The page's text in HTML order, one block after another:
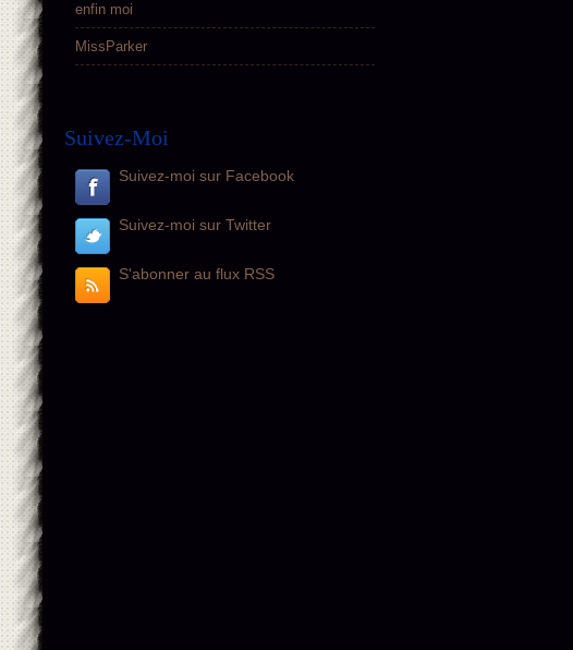
enfin moi
MissParker
Suivez-Moi
Suivez-moi sur Facebook
Suivez-moi sur Twitter
S'abonner au flux RSS